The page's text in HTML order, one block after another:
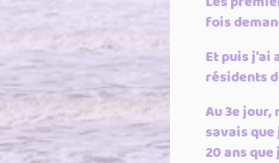
fois
Et puis
résidents
Au 3e jour,
savais
20 ans que